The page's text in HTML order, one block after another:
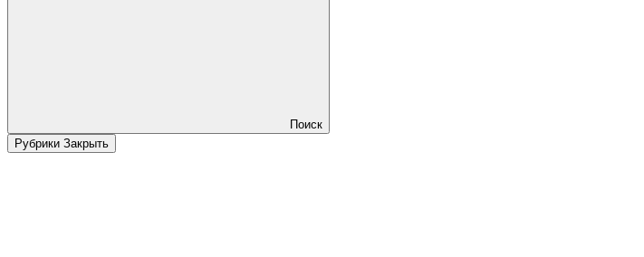
Поиск
Рубрики Закрыть